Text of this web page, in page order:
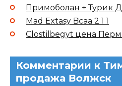
Примоболан + Турик
Mad Extasy Bcaa 2 1 1
Clostilbegyt цена
Комментарии к
продажа Волжск